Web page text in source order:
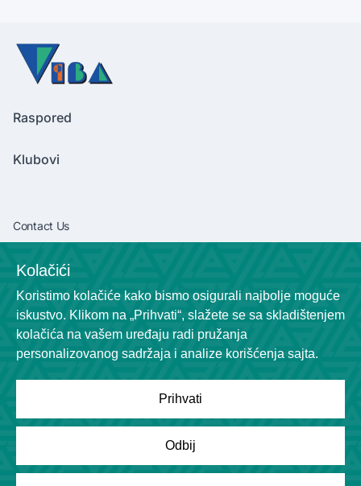
Raspored
Klubovi
Contact Us
+381638292540
Socials
Powered by
League Engine
Tražite rešenje za svoju ligu?
Copyright © League Engine
Kolačići
Koristimo kolačiće kako bismo osigurali najbolje moguće
iskustvo. Klikom na „Prihvati“, slažete se sa skladištenjem
kolačića na vašem uređaju radi pružanja
personalizovanog sadržaja i analize korišćenja sajta.
Prihvati
Odbij